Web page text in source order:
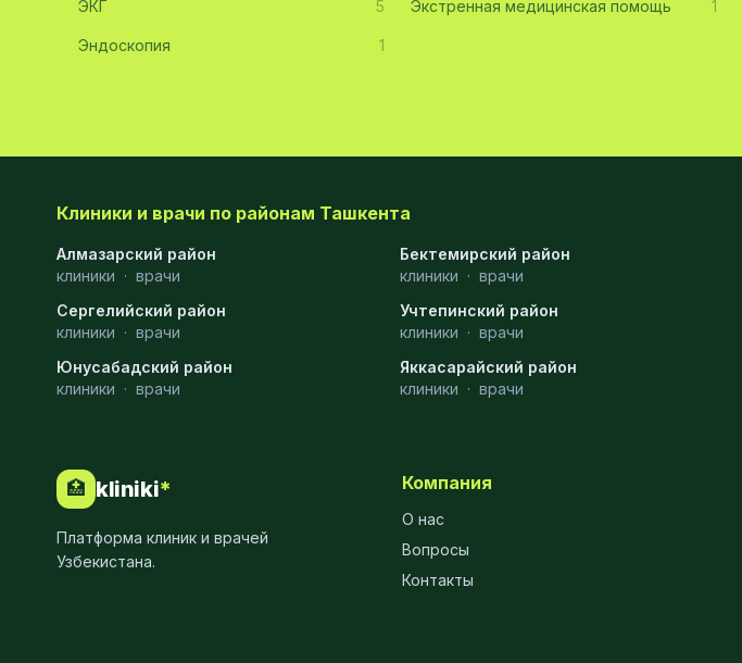
Психология 9
МРТ 9
Проктология
Флебология
Рентгенология
МСКТ
ЭКГ 5 Экстренная медицинская помощь 1
Эндоскопия 1
Клиники и врачи по районам Ташкента
Алмазарский район
клиники · врачи
Бектемирский район
клиники · врачи
Сергелийский район
клиники · врачи
Учтепинский район
клиники · врачи
Юнусабадский район
клиники · врачи
Яккасарайский район
клиники · врачи
🏥 kliniki*
Платформа клиник и врачей
Узбекистана.
Компания
О нас
Вопросы
Контакты